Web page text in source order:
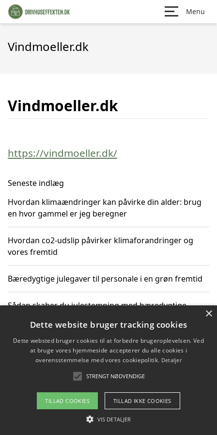
Menu
Vindmoeller.dk
Vindmoeller.dk
https://vindmoeller.dk/
Seneste indlæg
Hvordan klimaændringer kan påvirke din alder: brug
en hvor gammel er jeg beregner
Hvordan co2-udslip påvirker klimaforandringer og
vores fremtid
Bæredygtige julegaver til personale i en grøn fremtid
Sådan skaber du julestemning med bæredygtige
Sådan skaber du et bæredygtigt hjem med familien i
Copyright 2026 - Pilanto Aps
Om / kontakt
×
Dette website bruger tracking cookies
Dette websted bruger cookies til at forbedre brugeroplevelsen. Ved
at bruge vores hjemmeside accepterer du alle cookies i
overensstemmelse med vores cookiepolitik. Detaljer
STRENGT NØDVENDIGE
TILLAD COOKIES TILLAD IKKE COOKIES
VIS DETALJER